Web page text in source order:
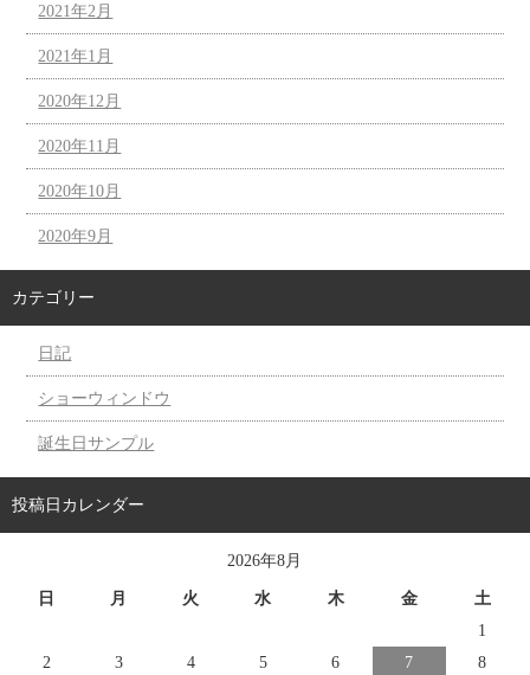
2021年2月
2021年1月
2020年12月
2020年11月
2020年10月
2020年9月
カテゴリー
日記
ショーウィンドウ
誕生日サンプル
投稿日カレンダー
2026年8月
日 月 火 水 木 金
土
1
2
3 4 5 6 7 8